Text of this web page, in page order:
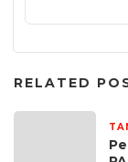
RELATED